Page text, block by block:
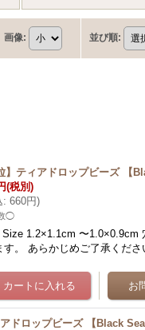
画像: 並び順:
】ティアドロップビーズ 【
(税別)
: 660円)
◯
Size 1.2×1.1cm 〜1.0×0.9cm
す。 あらかじめご了承くださ
ドロップビーズ 【Black Sea